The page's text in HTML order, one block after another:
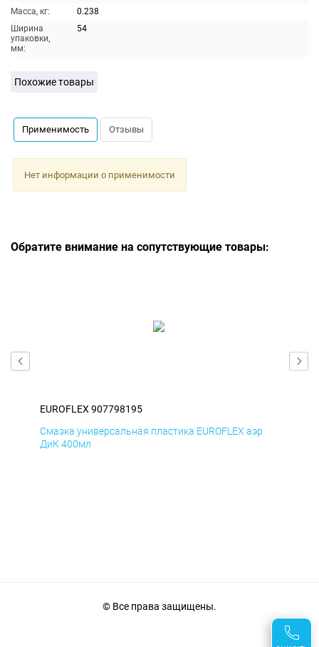
Масса, кг:
0.238
Ширина
упаковки,
мм:
54
Похожие товары
Применимость Отзывы
Нет информации о применимости
Обратите внимание на сопутствующие товары:
EUROFLEX 907798195
Смазка универсальная пластика EUROFLEX аэр
ДиК 400мл
© Все права защищены.